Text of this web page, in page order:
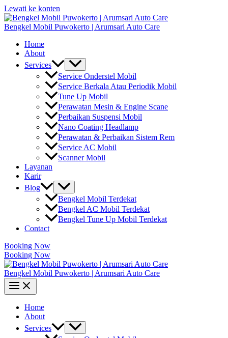
Lewati ke konten
Bengkel Mobil Puwokerto | Arumsari Auto Care
Home
About
Services
Service Onderstel Mobil
Service Berkala Atau Periodik Mobil
Tune Up Mobil
Perawatan Mesin & Engine Scane
Perbaikan Suspensi Mobil
Nano Coating Headlamp
Perawatan & Perbaikan Sistem Rem
Service AC Mobil
Scanner Mobil
Layanan
Karir
Blog
Bengkel Mobil Terdekat
Bengkel AC Mobil Terdekat
Bengkel Tune Up Mobil Terdekat
Contact
Booking Now
Booking Now
Bengkel Mobil Puwokerto | Arumsari Auto Care
Home
About
Services